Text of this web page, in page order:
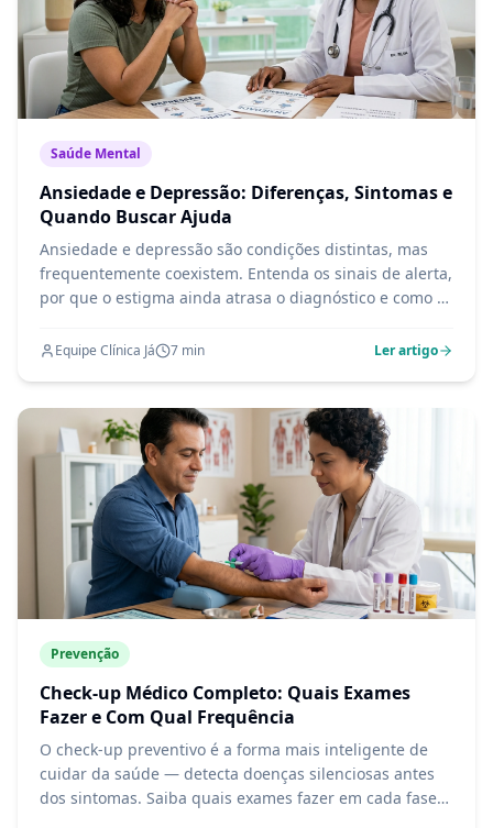
Saúde Mental
Ansiedade e Depressão: Diferenças, Sintomas e
Quando Buscar Ajuda
Ansiedade e depressão são condições distintas, mas
frequentemente coexistem. Entenda os sinais de alerta,
por que o estigma ainda atrasa o diagnóstico e como o
Equipe Clínica Já 7 min Ler artigo
Prevenção
Check-up Médico Completo: Quais Exames
Fazer e Com Qual Frequência
O check-up preventivo é a forma mais inteligente de
cuidar da saúde — detecta doenças silenciosas antes
dos sintomas. Saiba quais exames fazer em cada fase